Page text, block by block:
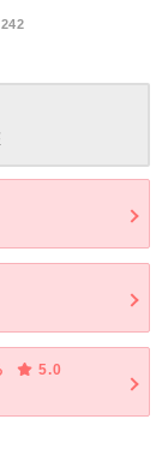
5.0